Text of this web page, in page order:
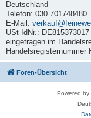
Deutschland
Telefon: 030 701748480
E-Mail:
USt-IdNr.: DE815373017
eingetragen im
Handelsregisternummer
Foren-Übersicht
Powered by